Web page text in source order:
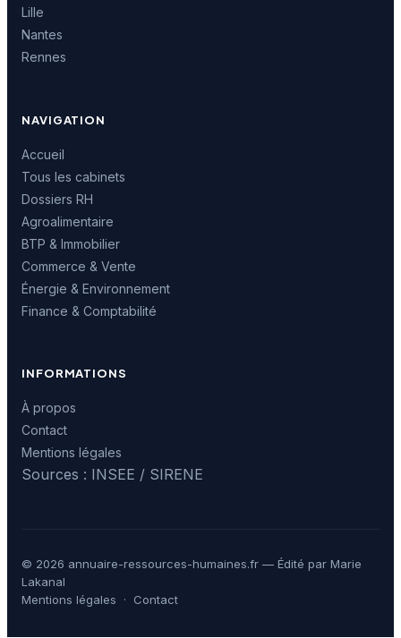
Lille
Nantes
Rennes
NAVIGATION
Accueil
Tous les cabinets
Dossiers RH
Agroalimentaire
BTP & Immobilier
Commerce & Vente
Énergie & Environnement
Finance & Comptabilité
INFORMATIONS
À propos
Contact
Mentions légales
Sources : INSEE / SIRENE
© 2026 annuaire-ressources-humaines.fr — Édité par Marie
Lakanal
Mentions légales · Contact